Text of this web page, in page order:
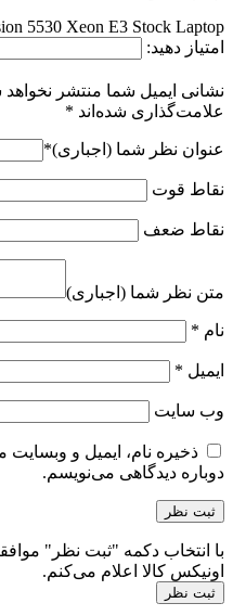
5530 Xeon E3 Stock Laptop
امتیاز دهید:
نشانی ایمیل شما منتشر
علامت‌گذاری شده‌اند *
عنوان نظر شما (اجباری)*
نقاط قوت
نقاط ضعف
متن نظر شما (اجباری)
نام *
ایمیل *
وب‌ سایت
ذخیره نام، ایمیل و
دوباره دیدگاهی می‌نویسم.
با انتخاب دکمه "ثبت نظر"
اونیکس کالا اعلام می‌کنم.
ثبت نظر